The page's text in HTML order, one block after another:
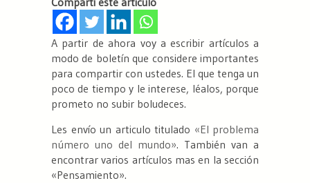
A partir de ahora voy a escribir artículos a
modo de boletín que considere importantes
para compartir con ustedes. El que tenga un
poco de tiempo y le interese, léalos, porque
prometo no subir boludeces.
Les envío un articulo titulado «El problema
número uno del mundo». También van a
encontrar varios artículos mas en la sección
«Pensamiento».